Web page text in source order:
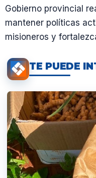
Gobierno provincial
mantener políticas
misioneros y
TE PUEDE